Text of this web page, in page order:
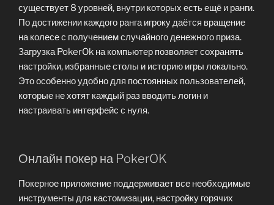
существует 8 уровней, внутри которых есть ещё и ранги.
По достижении каждого ранга игроку даётся вращение
на колесе с получением случайного денежного приза.
Загрузка PokerOk на компьютер позволяет сохранять
настройки, избранные столы и историю игры локально.
Это особенно удобно для постоянных пользователей,
которые не хотят каждый раз вводить логин и
настраивать интерфейс с нуля.
Онлайн покер на PokerOK
Покерное приложение поддерживает все необходимые
инструменты для кастомизации, настройку горячих